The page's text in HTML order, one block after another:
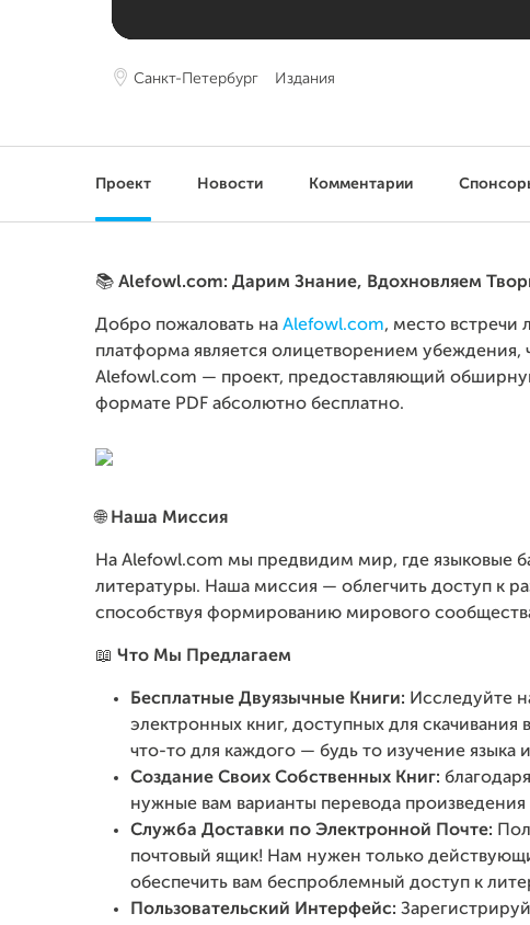
Санкт-Петербург Издания
Проект Новости Комментарии
📚 Alefowl.com: Дарим Знание, Вдохновляем
Добро пожаловать на Alefowl.com, место встречи
платформа является олицетворением
Alefowl.com — проект, предоставляющий
формате PDF абсолютно бесплатно.
🌐Наша Миссия
На Alefowl.com мы предвидим мир, где языковые
литературы. Наша миссия — облегчить доступ к
способствуя формированию мирового
📖 Что Мы Предлагаем
Бесплатные Двуязычные Книги: Исследуйте
электронных книг, доступных для
что-то для каждого — будь то изучение языка
Создание Своих Собственных Книг:
нужные вам варианты перевода произведения
Служба Доставки по Электронной Почте:
почтовый ящик! Нам нужен только
обеспечить вам беспроблемный доступ к
Пользовательский Интерфейс: